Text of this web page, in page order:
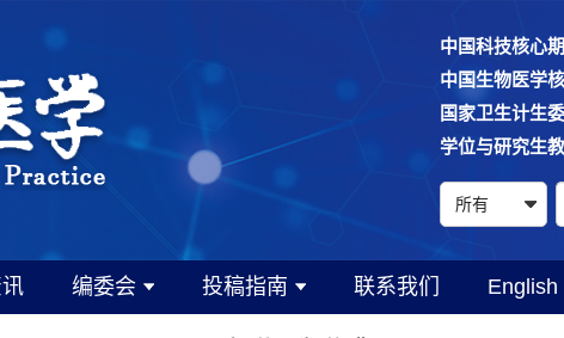
中国科技核心
中国生物医学
国家卫生计生
学位与研究生
编委会 投稿指南 联系我们 English